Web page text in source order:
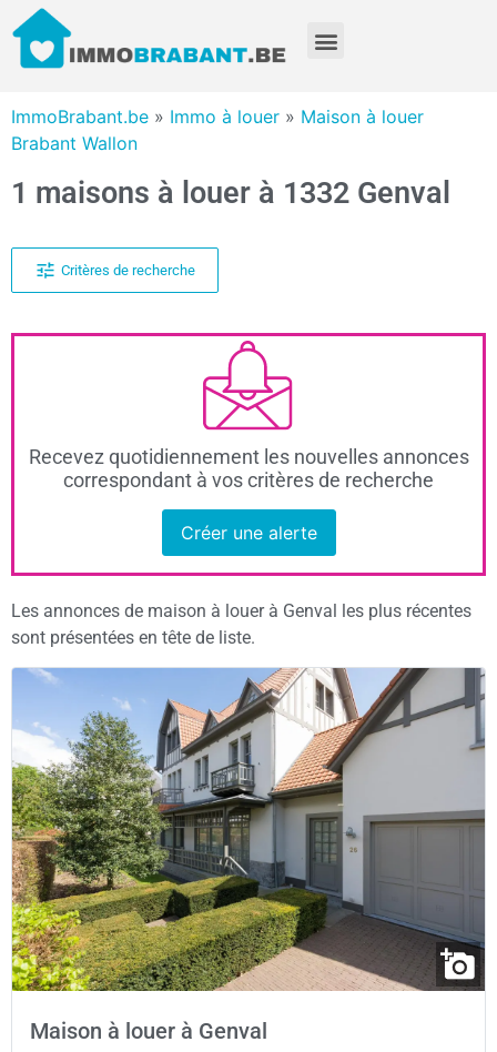
ImmoBrabant.be » Immo à louer » Maison à louer
Brabant Wallon
1 maisons à louer à 1332 Genval
Critères de recherche
Recevez quotidiennement les nouvelles annonces
correspondant à vos critères de recherche
Créer une alerte
Les annonces de maison à louer à Genval les plus récentes
sont présentées en tête de liste.
Maison à louer à Genval